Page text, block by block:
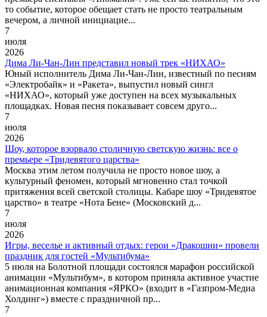
то событие, которое обещает стать не просто театральным
вечером, а личной инициацие...
7
июля
2026
Дима Ли-Чан-Лин представил новый трек «НИХАО»
Юный исполнитель Дима Ли-Чан-Лин, известный по песням
«Электробайк» и «Ракета», выпустил новый сингл
«НИХАО», который уже доступен на всех музыкальных
площадках. Новая песня показывает совсем друго...
7
июля
2026
Шоу, которое взорвало столичную светскую жизнь: все о
премьере «Тридевятого царства»
Москва этим летом получила не просто новое шоу, а
культурный феномен, который мгновенно стал точкой
притяжения всей светской столицы. Кабаре шоу «Тридевятое
царство» в театре «Нота Бене» (Московский д...
7
июля
2026
Игры, веселье и активный отдых: герои «Дракошии» провели
праздник для гостей «Мультибума»
5 июля на Болотной площади состоялся марафон российской
анимации «Мультибум», в котором приняла активное участие
анимационная компания «ЯРКО» (входит в «Газпром-Медиа
Холдинг») вместе с праздничной пр...
7